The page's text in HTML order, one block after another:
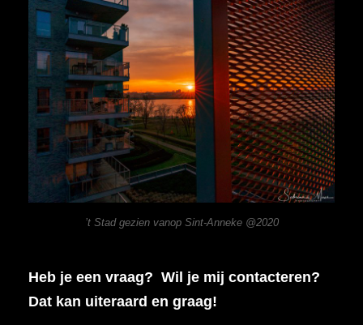
’t Stad gezien vanop Sint-Anneke @2020
Heb je een vraag? Wil je mij contacteren?
Dat kan uiteraard en graag!